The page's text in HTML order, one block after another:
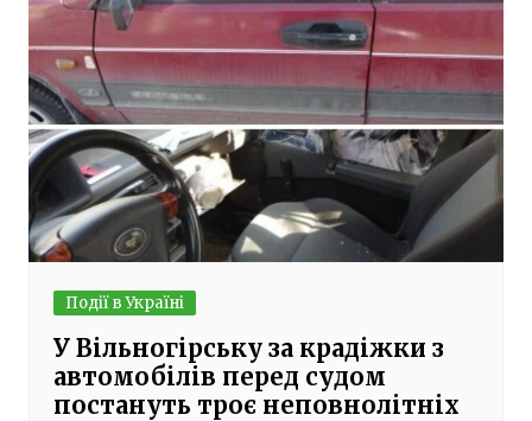
Події в Україні
У Вільногірську за крадіжки з
автомобілів перед судом
постануть троє неповнолітніх